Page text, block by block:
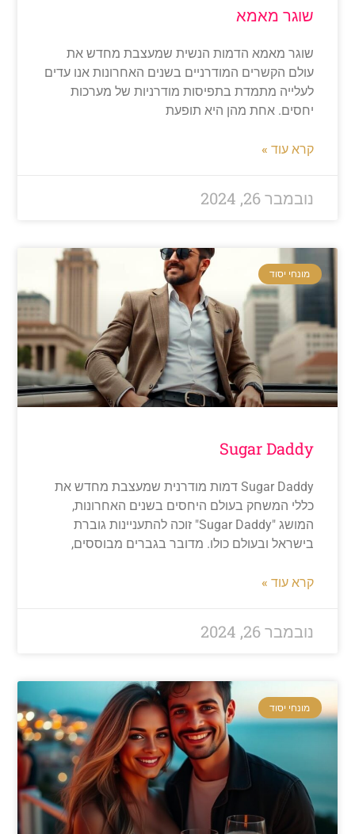
שוגר מאמא
שוגר מאמא הדמות הנשית שמעצבת מחדש את
עולם הקשרים המודרניים בשנים האחרונות אנו עדים
לעלייה מתמדת בתפיסות מודרניות של מערכות
יחסים. אחת מהן היא תופעת
קרא עוד »
נובמבר 26, 2024
מונחי יסוד
Sugar Daddy
Sugar Daddy דמות מודרנית שמעצבת מחדש את
כללי המשחק בעולם היחסים בשנים האחרונות,
המושג "Sugar Daddy" זוכה להתעניינות גוברת
בישראל ובעולם כולו. מדובר בגברים מבוססים,
קרא עוד »
נובמבר 26, 2024
מונחי יסוד